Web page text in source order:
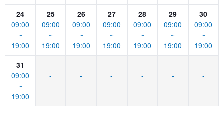
24
09:00
~
19:00
25
09:00
~
19:00
26
09:00
~
19:00
27
09:00
~
19:00
28
09:00
~
19:00
29
09:00
~
19:00
30
09:00
~
19:00
31
09:00
~
19:00
- - - - - -